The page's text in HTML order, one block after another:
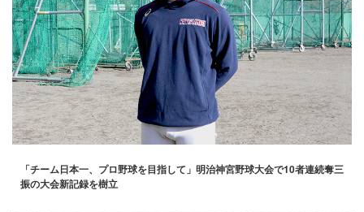
「チーム日本一、プロ野球を目指して」明治神宮野球大会で10者連続奪三
振の大会新記録を樹立